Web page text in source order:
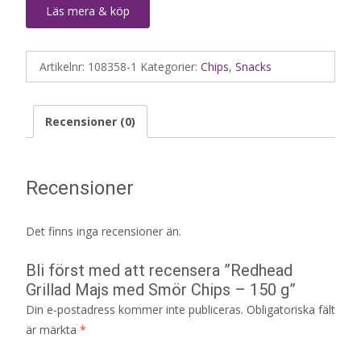
Läs mera & köp
Artikelnr: 108358-1 Kategorier: Chips, Snacks
Recensioner (0)
Recensioner
Det finns inga recensioner än.
Bli först med att recensera ”Redhead
Grillad Majs med Smör Chips – 150 g”
Din e-postadress kommer inte publiceras. Obligatoriska fält
är märkta *